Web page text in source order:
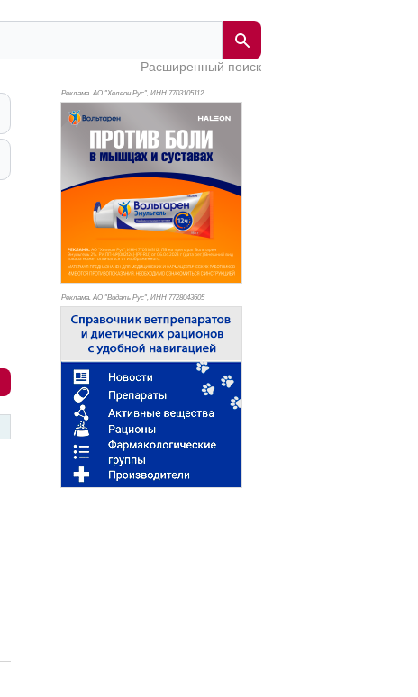
Расширенный поиск
Реклама. АО "Хелеон Рус", ИНН 7703105112
Реклама. АО "Видаль Рус", ИНН 7728043605